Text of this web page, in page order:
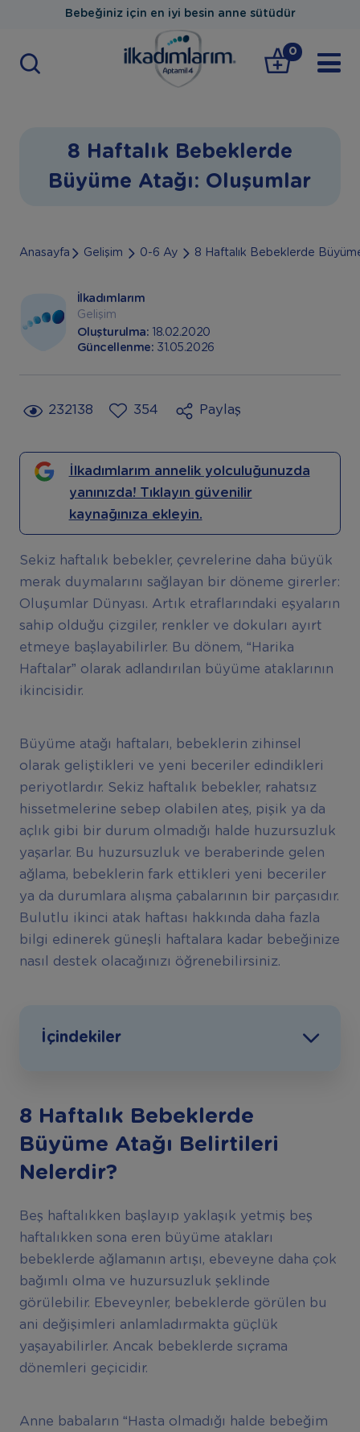
Bebeğiniz için en iyi besin anne sütüdür
0
8 Haftalık Bebeklerde
Büyüme Atağı: Oluşumlar
Anasayfa Gelişim 0-6 Ay 8 Haftalık Bebeklerde
İlkadımlarım
Gelişim
Oluşturulma:
18.02.2020
Güncellenme: 31.05.2026
232138 354 Paylaş
İlkadımlarım annelik yolculuğunuzda
yanınızda! Tıklayın güvenilir
kaynağınıza ekleyin.
Sekiz haftalık bebekler, çevrelerine daha büyük
merak duymalarını sağlayan bir döneme girerler:
Oluşumlar Dünyası. Artık etraflarındaki eşyaların
sahip olduğu çizgiler, renkler ve dokuları ayırt
etmeye başlayabilirler. Bu dönem, “Harika
Haftalar” olarak adlandırılan büyüme ataklarının
ikincisidir.
Büyüme atağı haftaları, bebeklerin zihinsel
olarak geliştikleri ve yeni beceriler edindikleri
periyotlardır. Sekiz haftalık bebekler, rahatsız
hissetmelerine sebep olabilen ateş, pişik ya da
açlık gibi bir durum olmadığı halde huzursuzluk
yaşarlar. Bu huzursuzluk ve beraberinde gelen
ağlama, bebeklerin fark ettikleri yeni beceriler
ya da durumlara alışma çabalarının bir parçasıdır.
Bulutlu ikinci atak haftası hakkında daha fazla
bilgi edinerek güneşli haftalara kadar bebeğinize
nasıl destek olacağınızı öğrenebilirsiniz.
İçindekiler
8 Haftalık Bebeklerde
Büyüme Atağı Belirtileri
Nelerdir?
Beş haftalıkken başlayıp yaklaşık yetmiş beş
haftalıkken sona eren büyüme atakları
bebeklerde ağlamanın artışı, ebeveyne daha çok
bağımlı olma ve huzursuzluk şeklinde
görülebilir. Ebeveynler, bebeklerde görülen bu
ani değişimleri anlamladırmakta güçlük
yaşayabilirler. Ancak bebeklerde sıçrama
dönemleri geçicidir.
Anne babaların “Hasta olmadığı halde bebeğim